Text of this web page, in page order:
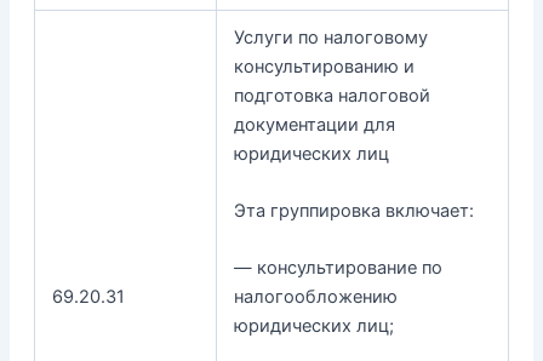
69.20.31
Услуги по налоговому
консультированию и
подготовка налоговой
документации для
юридических лиц
Эта группировка включает:
— консультирование по
налогообложению
юридических лиц;